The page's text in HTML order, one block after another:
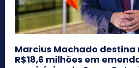
Marcius Machado destina
R$18,6 milhões em